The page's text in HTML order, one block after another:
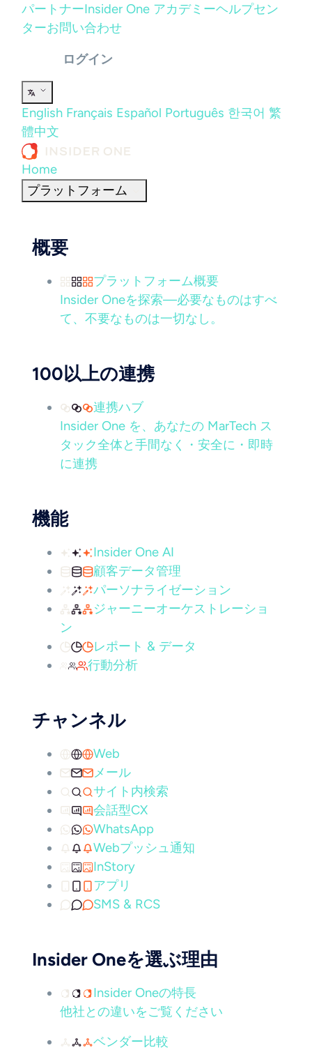
パートナーInsider One アカデミーヘルプセン
ターお問い合わせ
ログイン
English Français Español Português 한국어 繁
體中文
Home
プラットフォーム
概要
プラットフォーム概要
Insider Oneを探索—必要なものはすべ
て、不要なものは一切なし。
100以上の連携
連携ハブ
Insider One を、あなたの MarTech ス
タック全体と手間なく・安全に・即時
に連携
機能
Insider One AI
顧客データ管理
パーソナライゼーション
ジャーニーオーケストレーショ
ン
レポート & データ
行動分析
チャンネル
Web
メール
サイト内検索
会話型CX
WhatsApp
Webプッシュ通知
InStory
アプリ
SMS & RCS
Insider Oneを選ぶ理由
Insider Oneの特長
他社との違いをご覧ください
ベンダー比較